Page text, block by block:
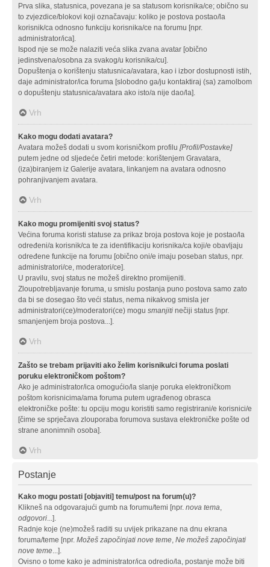
Prva slika, statusnica, povezana je sa statusom korisnika/ce; obično su
to zvjezdice/blokovi koji označavaju: koliko je postova postao/la
korisnik/ca odnosno funkciju korisnika/ce na forumu [npr.
administrator/ica].
Ispod nje se može nalaziti veća slika zvana avatar [obično
jedinstvena/osobna za svakog/u korisnika/cu].
Dopuštenja o korištenju statusnica/avatara, kao i izbor dostupnosti istih,
daje administrator/ica foruma [slobodno ga/ju kontaktiraj (sa) zamolbom
o dopuštenju statusnica/avatara ako isto/a nije dao/la].
Vrh
Kako mogu dodati avatara?
Avatara možeš dodati u svom korisničkom profilu [Profil/Postavke]
putem jedne od sljedeće četiri metode: korištenjem Gravatara,
(iza)biranjem iz Galerije avatara, linkanjem na avatara odnosno
pohranjivanjem avatara.
Vrh
Kako mogu promijeniti svoj status?
Većina foruma koristi statuse za prikaz broja postova koje je postao/la
određeni/a korisnik/ca te za identifikaciju korisnika/ca koji/e obavljaju
određene funkcije na forumu [obično oni/e imaju poseban status, npr.
administratori/ce, moderatori/ce].
U pravilu, svoj status ne možeš direktno promijeniti.
Zloupotrebljavanje foruma, u smislu postanja puno postova samo zato
da bi se dosegao što veći status, nema nikakvog smisla jer
administratori(ce)/moderatori(ce) mogu smanjiti nečiji status [npr.
smanjenjem broja postova...].
Vrh
Zašto se trebam prijaviti ako želim korisniku/ci foruma poslati
poruku elektroničkom poštom?
Ako je administrator/ica omogućio/la slanje poruka elektroničkom
poštom korisnicima/ama foruma putem ugrađenog obrasca
elektroničke pošte: tu opciju mogu koristiti samo registrirani/e korisnici/e
[čime se sprječava zlouporaba forumova sustava elektroničke pošte od
strane anonimnih osoba].
Vrh
Postanje
Kako mogu postati [objaviti] temu/post na forum(u)?
Klikneš na odgovarajući gumb na forumu/temi [npr. nova tema,
odgovori...].
Radnje koje (ne)možeš raditi su uvijek prikazane na dnu ekrana
foruma/teme [npr. Možeš započinjati nove teme, Ne možeš započinjati
nove teme...].
Ovisno o tome kako je administrator/ica odredio/la, postanje može biti